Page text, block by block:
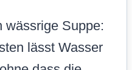
wässrige Suppe:
lässt Wasser